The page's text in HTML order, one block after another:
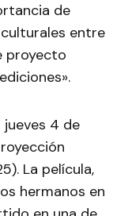
de
entre
proyecto
4 de
La película,
hermanos en